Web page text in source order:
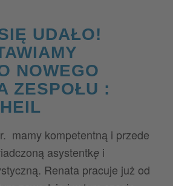
UDAŁO!
NOWEGO
ZESPOŁU :
mamy kompetentną i przede
asystentkęi
Renata pracuje już od